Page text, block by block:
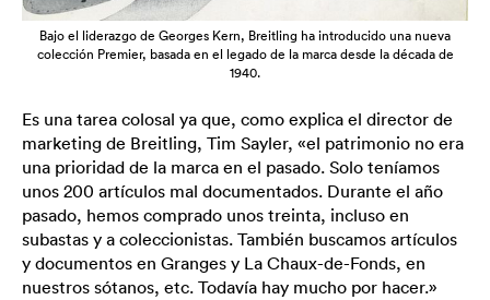
Bajo el liderazgo de Georges Kern, Breitling ha introducido una nueva
colección Premier, basada en el legado de la marca desde la década de
1940.
Es una tarea colosal ya que, como explica el director de
marketing de Breitling, Tim Sayler, «el patrimonio no era
una prioridad de la marca en el pasado. Solo teníamos
unos 200 artículos mal documentados. Durante el año
pasado, hemos comprado unos treinta, incluso en
subastas y a coleccionistas. También buscamos artículos
y documentos en Granges y La Chaux-de-Fonds, en
nuestros sótanos, etc. Todavía hay mucho por hacer.»